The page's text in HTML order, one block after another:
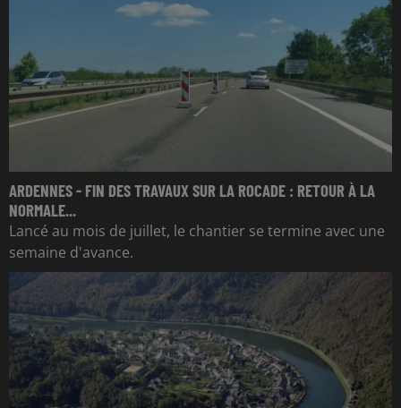
ARDENNES - FIN DES TRAVAUX SUR LA ROCADE : RETOUR À LA
NORMALE...
Lancé au mois de juillet, le chantier se termine avec une
semaine d'avance.